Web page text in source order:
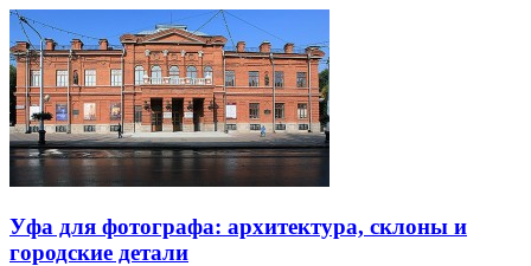
Уфа для фотографа: архитектура, склоны и
городские детали